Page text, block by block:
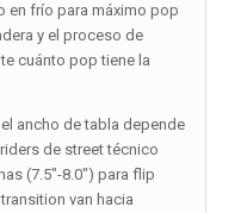
en frío para máximo pop
y el proceso de
cuánto pop tiene la
ancho de tabla depende
de street técnico
(7.5″-8.0″) para flip
van hacia